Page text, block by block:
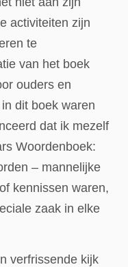
activiteiten zijn
te
van het boek
ouders en
dit boek waren
dat ik mezelf
Woordenboek:
– mannelijke
kennissen waren,
zaak in elke
verfrissende kijk